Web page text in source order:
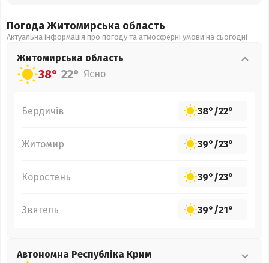
Погода Житомирська область
Актуальна інформація про погоду та атмосферні умови на сьогодні
Житомирська область
38° 22° Ясно
Бердичів 38°/22°
Житомир 39°/23°
Коростень 39°/23°
Звягель 39°/21°
Автономна Республіка Крим